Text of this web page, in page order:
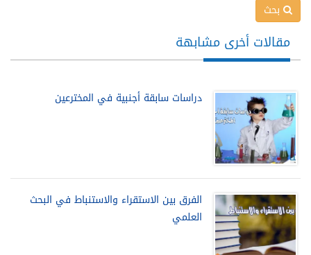
بحث
مقالات أخرى مشابهة
دراسات سابقة أجنبية في المخترعين
الفرق بين الاستقراء والاستنباط في البحث
العلمي